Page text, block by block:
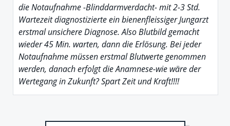
die Notaufnahme -Blinddarmverdacht- mit 2-3 Std.
Wartezeit diagnostizierte ein bienenfleissiger Jungarzt
erstmal unsichere Diagnose. Also Blutbild gemacht
wieder 45 Min. warten, dann die Erlösung. Bei jeder
Notaufnahme müssen erstmal Blutwerte genommen
werden, danach erfolgt die Anamnese-wie wäre der
Wertegang in Zukunft? Spart Zeit und Kraft!!!!